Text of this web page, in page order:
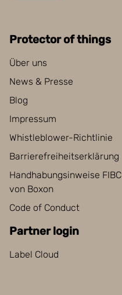
Protector of things
Über uns
News & Presse
Blog
Impressum
Whistleblower-Richtlinie
Barrierefreiheitserklärung
Handhabungsinweise FIBC
von Boxon
Code of Conduct
Partner login
Label Cloud